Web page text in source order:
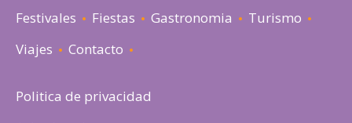
Festivales
Fiestas Gastronomia
Turismo
Viajes
Contacto
Politica de privacidad